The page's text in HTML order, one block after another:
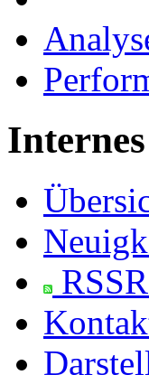
Internes
RSS